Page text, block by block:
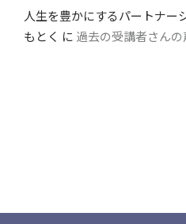
人生を豊かにするパートナー
もとく に 過去の受講者さんの